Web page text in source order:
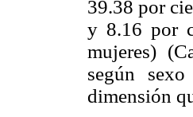
39.38 por
y 8.16 por
mujeres)
según
dimensión